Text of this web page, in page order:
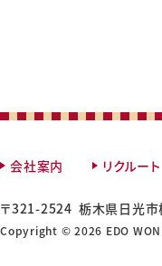
会社案内 リクルート
〒321-2524 栃木県日光
Copyright © 2026 EDO